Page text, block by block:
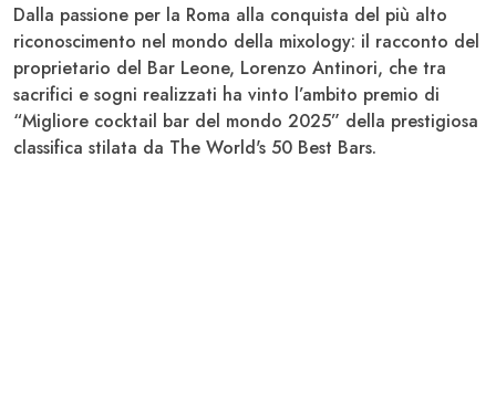
Dalla passione per la Roma alla conquista del più alto
riconoscimento nel mondo della mixology: il racconto del
proprietario del Bar Leone, Lorenzo Antinori, che tra
sacrifici e sogni realizzati ha vinto l’ambito premio di
“Migliore cocktail bar del mondo 2025” della prestigiosa
classifica stilata da The World's 50 Best Bars.